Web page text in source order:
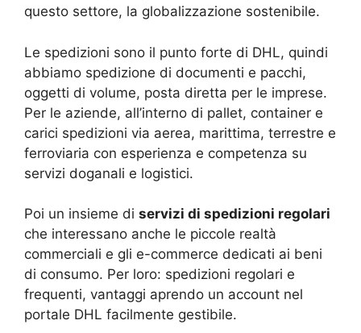
questo settore, la globalizzazione sostenibile.
Le spedizioni sono il punto forte di DHL, quindi
abbiamo spedizione di documenti e pacchi,
oggetti di volume, posta diretta per le imprese.
Per le aziende, all’interno di pallet, container e
carici spedizioni via aerea, marittima, terrestre e
ferroviaria con esperienza e competenza su
servizi doganali e logistici.
Poi un insieme di servizi di spedizioni regolari
che interessano anche le piccole realtà
commerciali e gli e-commerce dedicati ai beni
di consumo. Per loro: spedizioni regolari e
frequenti, vantaggi aprendo un account nel
portale DHL facilmente gestibile.